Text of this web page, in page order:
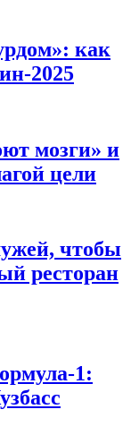
как
2025
мозги» и
цели
чтобы
ресторан
1: